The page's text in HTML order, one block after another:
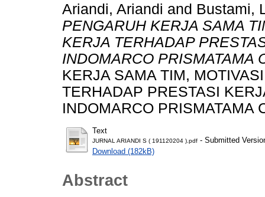
Ariandi, Ariandi and Bustami,
PENGARUH KERJA SAMA
KERJA TERHADAP
INDOMARCO PRISMATAMA
KERJA SAMA TIM,
TERHADAP PRESTASI
INDOMARCO PRISMATAMA
Text
JURNAL ARIANDI S ( 191120204 ).pdf - Submitted
Download (182kB)
Abstract